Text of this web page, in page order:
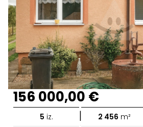
156 000,00 €
5 iz. | 2 456 m²